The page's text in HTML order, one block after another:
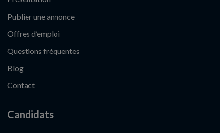
Publier une annonce
Offres d’emploi
Questions fréquentes
Blog
Contact
Candidats